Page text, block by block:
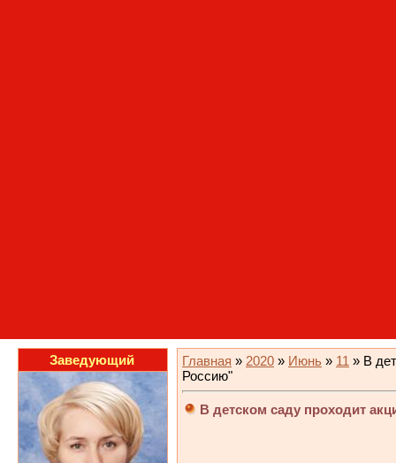
Заведующий Главная » 2020 » Июнь » 11 » В
Россию"
В детском саду проходит